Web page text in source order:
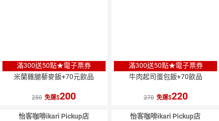
滿300送50點★電子票券
米蘭雞腿藜麥飯+70元飲品
250 免運 200
滿300送50點★電子票券
牛肉起司蛋包飯+70飲品
270 免運 220
怡客咖啡ikari Pickup店 怡客咖啡ikari Pickup店